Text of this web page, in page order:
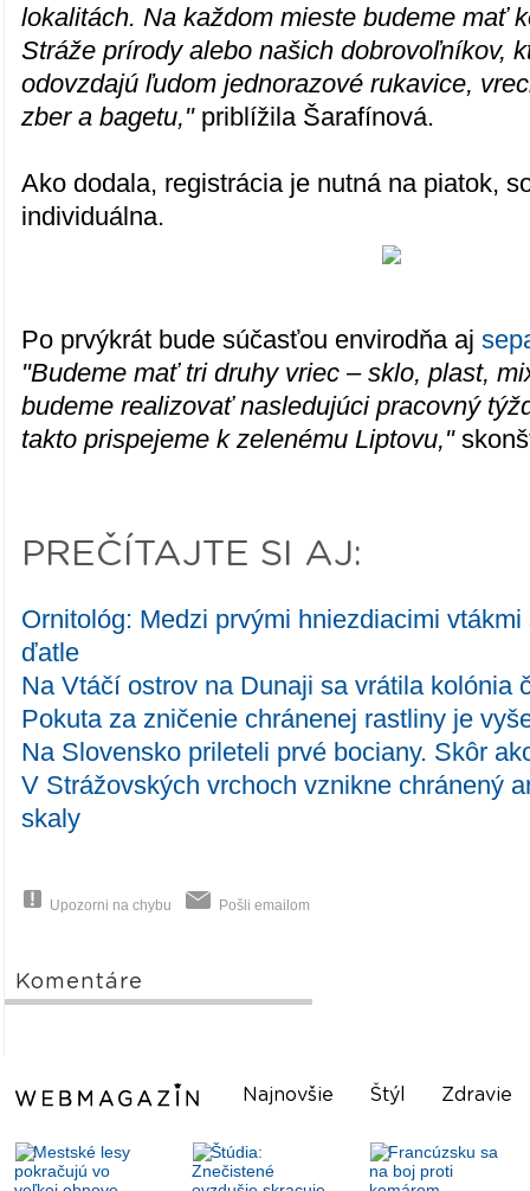
lokalitách. Na každom mieste budeme mať
Stráže prírody alebo našich dobrovoľníkov,
odovzdajú ľudom jednorazové rukavice,
zber a bagetu,"priblížila Šarafínová.
Ako dodala, registrácia je nutná na piatok,
individuálna.
Po prvýkrát bude súčasťou envirodňa aj
"Budeme mať tri druhy vriec – sklo, plast,
budeme realizovať nasledujúci pracovný
takto prispejeme k zelenému Liptovu,"
PREČÍTAJTE SI AJ:
Ornitológ: Medzi prvými hniezdiacimi
ďatle
Na Vtáčí ostrov na Dunaji sa vrátila kolónia
Pokuta za zničenie chránenej rastliny je
Na Slovensko prileteli prvé bociany. Skôr
V Strážovských vrchoch vznikne chránený
skaly
Upozorni na chybu Pošli emailom
Komentáre
Najnovšie Štýl Zdravie